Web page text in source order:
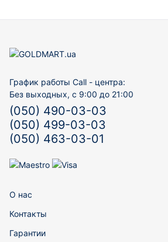
График работы Call - центра:
Без выходных, с 9:00 до 21:00
(050) 490-03-03
(050) 499-03-03
(050) 463-03-01
О нас
Контакты
Гарантии